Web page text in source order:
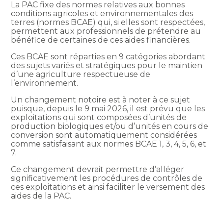
La PAC fixe des normes relatives aux bonnes
conditions agricoles et environnementales des
terres (normes BCAE) qui, si elles sont respectées,
permettent aux professionnels de prétendre au
bénéfice de certaines de ces aides financières.
Ces BCAE sont réparties en 9 catégories abordant
des sujets variés et stratégiques pour le maintien
d’une agriculture respectueuse de
l’environnement.
Un changement notoire est à noter à ce sujet
puisque, depuis le 9 mai 2026, il est prévu que les
exploitations qui sont composées d’unités de
production biologiques et/ou d’unités en cours de
conversion sont automatiquement considérées
comme satisfaisant aux normes BCAE 1, 3, 4, 5, 6, et
7.
Ce changement devrait permettre d’alléger
significativement les procédures de contrôles de
ces exploitations et ainsi faciliter le versement des
aides de la PAC.